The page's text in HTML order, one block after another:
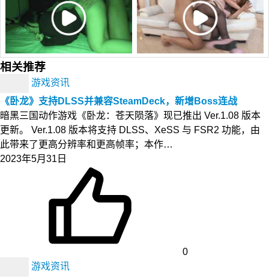
相关推荐
游戏资讯
《卧龙》支持DLSS并兼容SteamDeck，新增Boss连战
暗黑三国动作游戏《卧龙：苍天陨落》现已推出 Ver.1.08 版本
更新。 Ver.1.08 版本将支持 DLSS、XeSS 与 FSR2 功能，由
此带来了更高分辨率和更高帧率；本作…
2023年5月31日
0
游戏资讯